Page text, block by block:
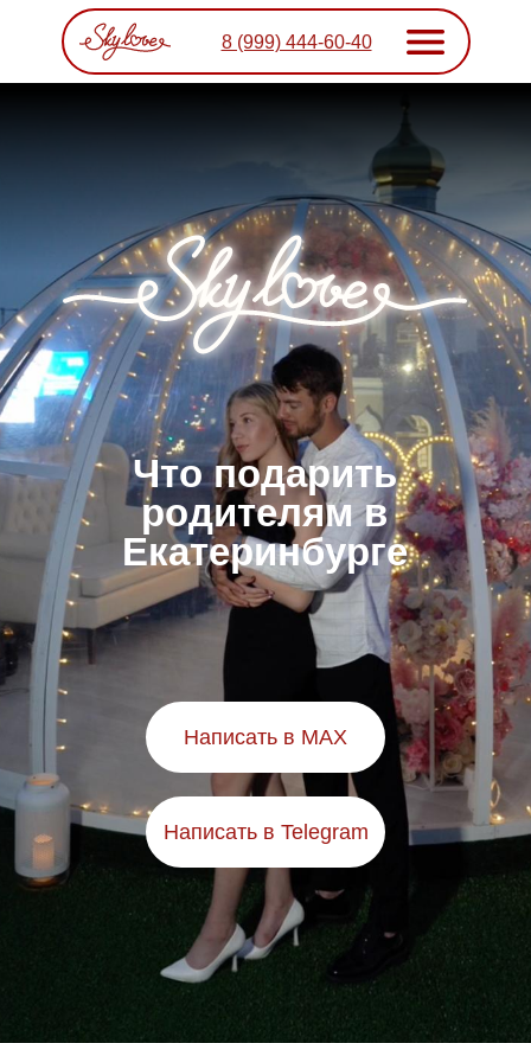
8 (999) 444-60-40
Что подарить
родителям в
Екатеринбурге
Написать в MAX
Написать в Telegram